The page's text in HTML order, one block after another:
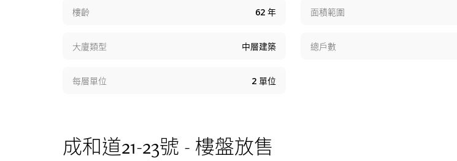
樓齡 62 年 面積範圍
大廈類型 中層建築 總戶數
每層單位 2 單位
成和道21-23號 - 樓盤放售